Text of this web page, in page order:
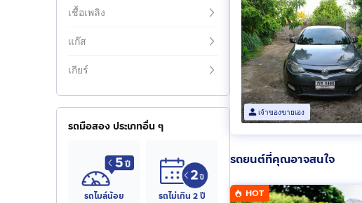
เชื้อเพลิง
แก๊ส
เกียร์
รถมือสอง ประเภทอื่น ๆ
รถไมล์น้อย รถไม่เกิน 2 ปี
เจ้าของขายเอง
รถยนต์ที่คุณอาจสนใจ
HOT